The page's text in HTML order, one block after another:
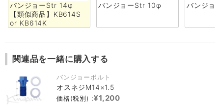
バンジョーStr 14φ
【類似商品】KB614S
or KB614K
バンジョーStr 10φ バンジョ
関連品を一緒に購入する
バンジョーボルト
オスネジM14×1.5
価格(税別) :¥1,200